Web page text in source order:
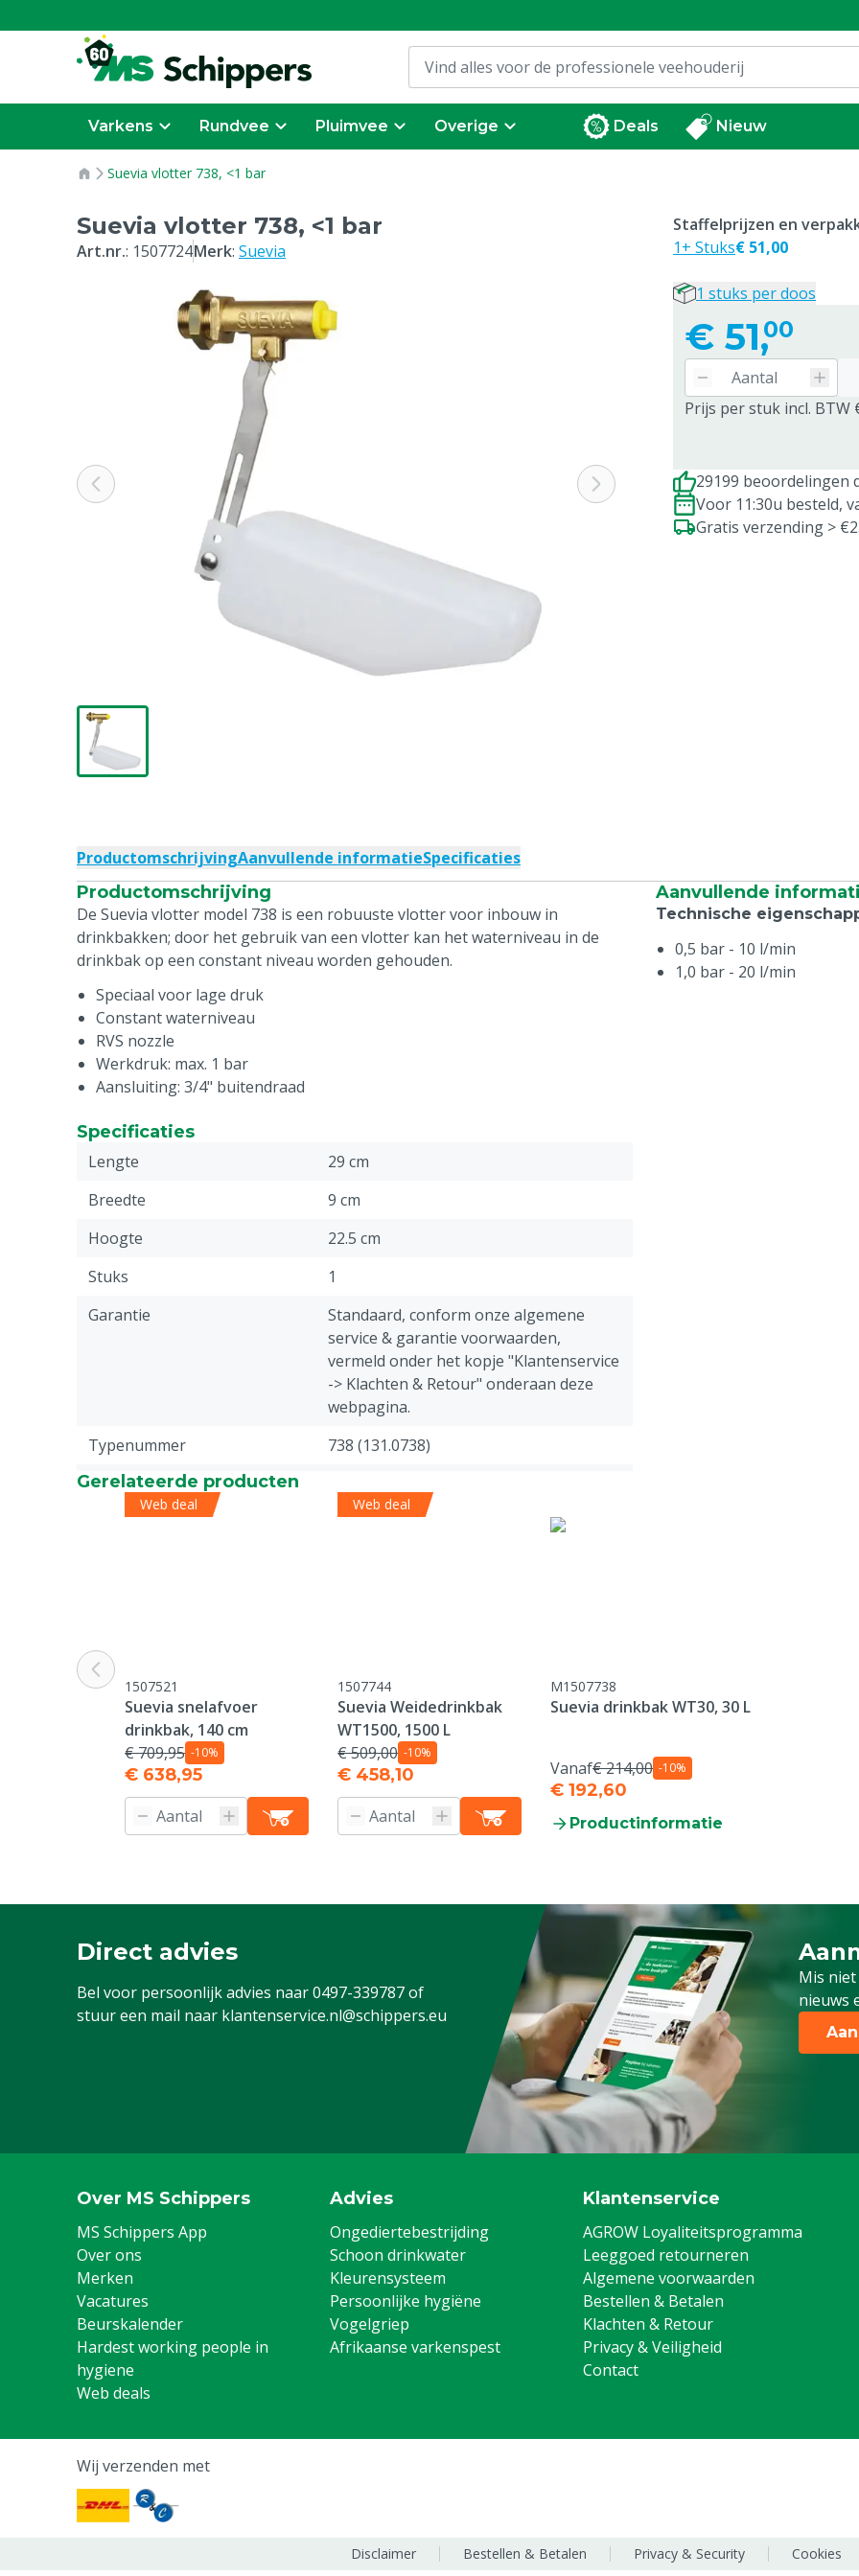
Varkens Rundvee Pluimvee Overige Deals Nieuw
Suevia vlotter 738, <1 bar
Suevia vlotter 738, <1 bar
Art.nr.: 1507724Merk: Suevia
€ 51,00
Prijs per stuk incl. BTW
Staffelprijzen en
1+ Stuks€ 51,00
1 stuks per doos
29199 beoordelingen
Voor 11:30u besteld,
Gratis verzending >
ProductomschrijvingAanvullende informatieSpecificaties
Productomschrijving
De Suevia vlotter model 738 is een robuuste vlotter voor inbouw in
drinkbakken; door het gebruik van een vlotter kan het waterniveau in de
drinkbak op een constant niveau worden gehouden.
Speciaal voor lage druk
Constant waterniveau
RVS nozzle
Werkdruk: max. 1 bar
Aansluiting: 3/4" buitendraad
Aanvullende
Technische
0,5 bar - 10 l/min
1,0 bar - 20 l/min
Specificaties
Lengte
29 cm
Breedte
9 cm
Hoogte
22.5 cm
Stuks
1
Garantie
Standaard, conform onze algemene
service & garantie voorwaarden,
vermeld onder het kopje "Klantenservice
-> Klachten & Retour" onderaan deze
webpagina.
Typenummer
738 (131.0738)
Aansluiting
Gerelateerde producten
Web deal
1507521
Suevia snelafvoer
drinkbak, 140 cm
€ 709,95 -10%
€ 638,95
Web deal
1507744
Suevia Weidedrinkbak
WT1500, 1500 L
€ 509,00 -10%
€ 458,10
M1507738
Suevia drinkbak WT30, 30 L
Vanaf€ 214,00 -10%
€ 192,60
Productinformatie
Direct advies
Bel voor persoonlijk advies naar0497-339787of
stuur een mail naar klantenservice.nl@schippers.eu
Mis
nieuws
Schrijf
Over MS Schippers
MS Schippers App
Over ons
Merken
Vacatures
Beurskalender
Hardest working people in
hygiene
Web deals
Advies
Ongediertebestrijding
Schoon drinkwater
Kleurensysteem
Persoonlijke hygiëne
Vogelgriep
Afrikaanse varkenspest
Klantenservice
AGROW Loyaliteitsprogramma
Leeggoed retourneren
Algemene voorwaarden
Bestellen & Betalen
Klachten & Retour
Privacy & Veiligheid
Contact
Wij verzenden met
Disclaimer Bestellen & Betalen Privacy & Security Cookies